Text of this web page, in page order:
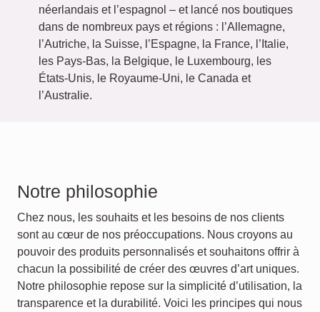
néerlandais et l’espagnol – et lancé nos boutiques
dans de nombreux pays et régions : l’Allemagne,
l’Autriche, la Suisse, l’Espagne, la France, l’Italie,
les Pays-Bas, la Belgique, le Luxembourg, les
États-Unis, le Royaume-Uni, le Canada et
l’Australie.
Notre philosophie
Chez nous, les souhaits et les besoins de nos clients
sont au cœur de nos préoccupations. Nous croyons au
pouvoir des produits personnalisés et souhaitons offrir à
chacun la possibilité de créer des œuvres d’art uniques.
Notre philosophie repose sur la simplicité d’utilisation, la
transparence et la durabilité. Voici les principes qui nous